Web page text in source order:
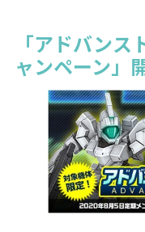
「アドバン
ャンペーン」